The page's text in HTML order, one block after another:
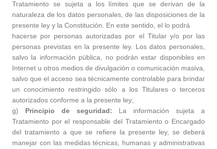
Tratamiento se sujeta a los límites que se derivan de la
naturaleza de los datos personales, de las disposiciones de la
presente ley y la Constitución. En este sentido, el lo podrá
hacerse por personas autorizadas por el Titular y/o por las
personas previstas en la presente ley. Los datos personales,
salvo la información pública, no podrán estar disponibles en
Internet u otros medios de divulgación o comunicación masiva,
salvo que el acceso sea técnicamente controlable para brindar
un conocimiento restringido sólo a los Titulares o terceros
autorizados conforme a la presente ley;
g) Principio de seguridad: La información sujeta a
Tratamiento por el responsable del Tratamiento o Encargado
del tratamiento a que se refiere la presente ley, se deberá
manejar con las medidas técnicas, humanas y administrativas